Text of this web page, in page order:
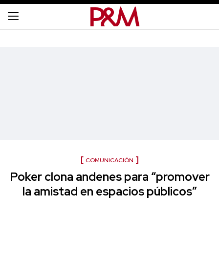
COMUNICACIÓN
Poker clona andenes para “promover
la amistad en espacios públicos”